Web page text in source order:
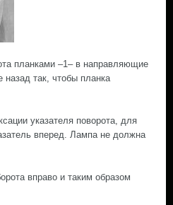
планками –1– в направляющие
так, чтобы планка
указателя поворота, для
вперед. Лампа не должна
вправо и таким образом